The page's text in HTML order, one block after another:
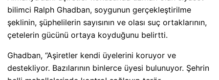
bilimci Ralph Ghadban, soygunun gerçekleştirilme
şeklinin, şüphelilerin sayısının ve olası suç ortaklarının,
çetelerin gücünü ortaya koyduğunu belirtti.
Ghadban, “Aşiretler kendi üyelerini koruyor ve
destekliyor. Bazılarının binlerce üyesi bulunuyor. Şehrin